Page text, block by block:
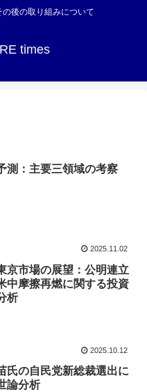
後の取り組みについて
times
測：主要三領域の考察
2025.11.02
京市場の展望：公明連立
中摩擦再燃に関する投資
析
2025.10.12
氏の自民党新総裁選出に
論分析